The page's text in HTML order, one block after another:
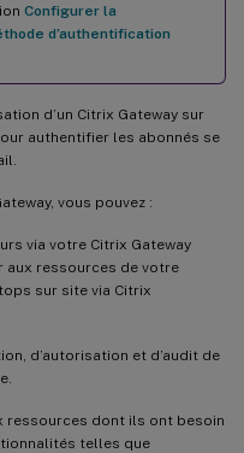
Configurer la
d’authentification
d’un Citrix Gateway sur
authentifier les abonnés se
vous pouvez :
via votre Citrix Gateway
aux ressources de votre
sur site via Citrix
d’autorisation et d’audit de
ressources dont ils ont besoin
telles que